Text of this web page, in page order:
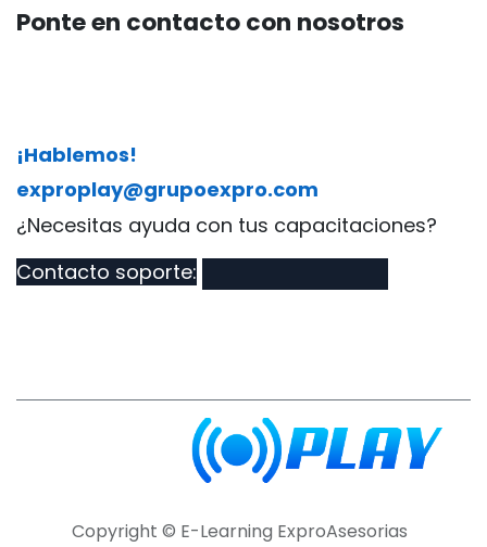
Ponte en contacto con nosotros
¡Hablemos!
exproplay@grupoexpro.com
​¿Necesitas ayuda con tus capacitaciones?
Contacto soporte:
Copyright © E-Learning ExproAsesorias